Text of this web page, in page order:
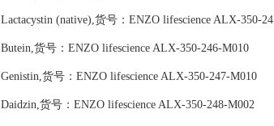
Lactacystin (native),货号：ENZO lifescience ALX-350-
Butein,货号：ENZO lifescience ALX-350-246-M010
Genistin,货号：ENZO lifescience ALX-350-247-M010
Daidzin,货号：ENZO lifescience ALX-350-248-M002